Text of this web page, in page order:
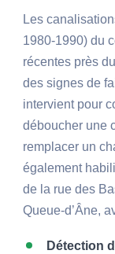
Les
1980-1990) du
récentes près
des signes de
intervient pour
déboucher une
remplacer un
également
de la rue des
Queue-d’Âne,
Détection